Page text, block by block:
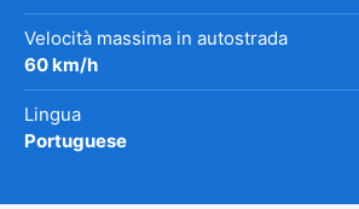
Velocità massima in autostrada
60 km/h
Lingua
Portuguese